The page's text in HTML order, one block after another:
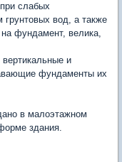
слабых
грунтовых вод, а также
на фундамент, велика,
вертикальные и
фундаменты их
в малоэтажном
здания.